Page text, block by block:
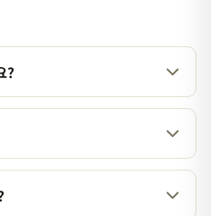
?
일반적으로 1~3개월 내에 가시
. 경쟁이 치열한 키워드의 경우
라 맞춤 견적을 제공합니다. 상
의 플랜을 안내해 드립니다.